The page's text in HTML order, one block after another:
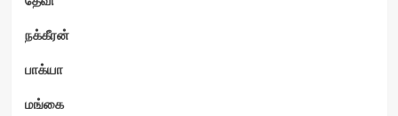
நக்கீரன்
பாக்யா
மங்கை